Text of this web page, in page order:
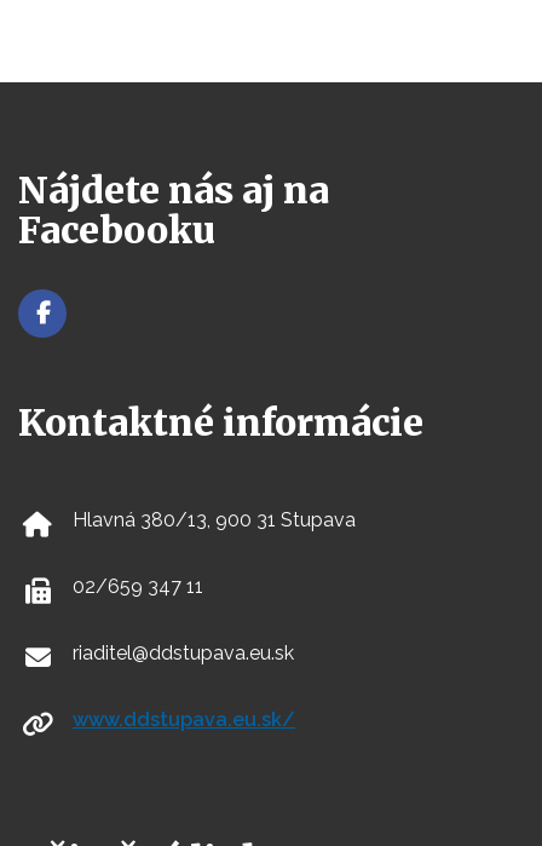
Nájdete nás aj na
Facebooku
Kontaktné informácie
Hlavná 380/13, 900 31 Stupava
02/659 347 11
riaditel@ddstupava.eu.sk
www.ddstupava.eu.sk/